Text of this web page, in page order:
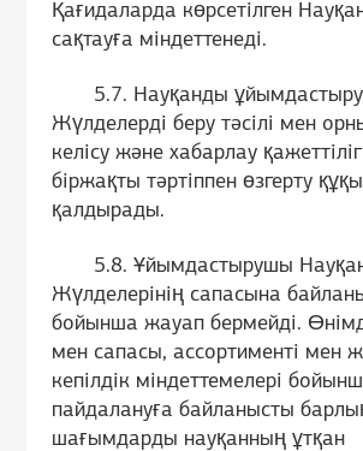
Қағидаларда көрсетілген
сақтауға міндеттенеді.
5.7. Науқанды
Жүлделерді беру тәсілі мен
келісу және хабарлау
біржақты тәртіппен өзгерту
қалдырады.
5.8. Ұйымдастырушы
Жүлделерінің сапасына
бойынша жауап бермейді.
мен сапасы, ассортименті мен
кепілдік міндеттемелері
пайдалануға байланысты
шағымдарды науқанның ұтқан